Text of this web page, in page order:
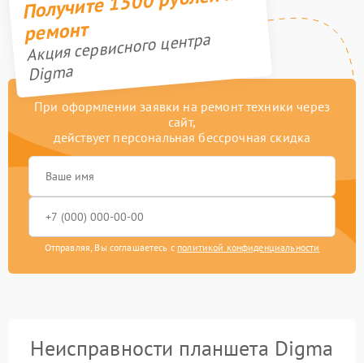
ремонт
Акция сервисного центра
Digma
При оформлении заявки на ремонт техники через
сайт,
действует персональная бессрочная скидка
Отправляя, Вы соглашаетесь с политикой конфиденциальности
Неисправности планшета Digma